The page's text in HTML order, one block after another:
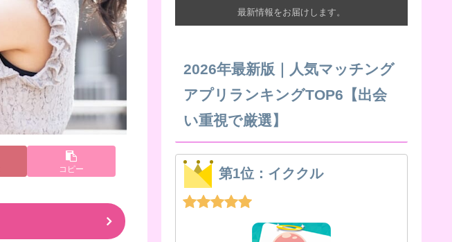
コピー
最新情報をお届けします。
2026年最新版｜人気マッチング
アプリランキングTOP6【出会
い重視で厳選】
第1位：イククル